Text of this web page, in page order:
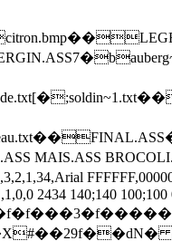
MAIS.ASS
2434 140;140